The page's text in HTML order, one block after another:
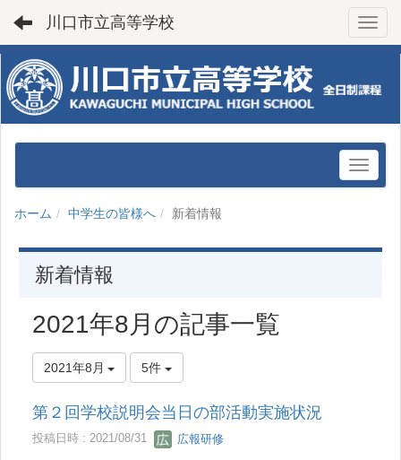
川口市立高等学校
ホーム 中学生の皆様へ 新着情報
新着情報
2021年8月の記事一覧
2021年8月 5件
第２回学校説明会当日の部活動実施状況
投稿日時 : 2021/08/31 広報研修